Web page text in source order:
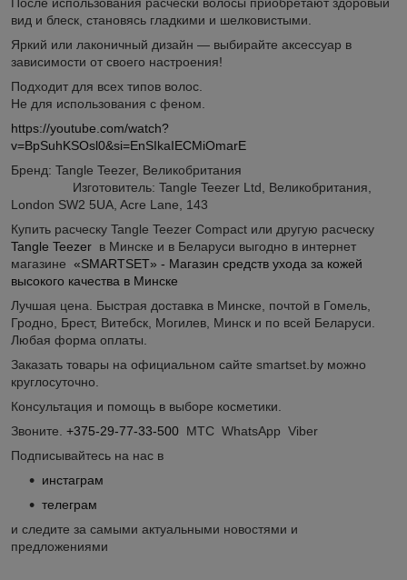
вид и блеск, становясь гладкими и шелковистыми.
Яркий или лаконичный дизайн — выбирайте аксессуар в
зависимости от своего настроения!
Подходит для всех типов волос.
Не для использования с феном.
https://youtube.com/watch?
v=BpSuhKSOsl0&si=EnSIkaIECMiOmarE
Бренд: Tangle Teezer, Великобритания
Изготовитель: Tangle Teezer Ltd, Великобритания,
London SW2 5UA, Acre Lane, 143
Купить расческу Tangle Teezer Compact или другую расческу
Tangle Teezer в Минске и в Беларуси выгодно в интернет
магазине «SMARTSET» - Магазин средств ухода за кожей
высокого качества в Минске
Лучшая цена. Быстрая доставка в Минске, почтой в Гомель,
Гродно, Брест, Витебск, Могилев, Минск и по всей Беларуси.
Любая форма оплаты.
Заказать товары на официальном сайте smartset.by можно
круглосуточно.
Консультация и помощь в выборе косметики.
Звоните. +375-29-77-33-500 МТС WhatsApp Viber
Подписывайтесь на нас в
инстаграм
телеграм
и следите за самыми актуальными новостями и
предложениями